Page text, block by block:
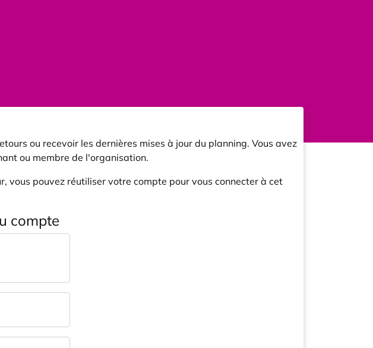
ou recevoir les dernières mises à jour du planning. Vous avez
ou membre de l'organisation.
vous pouvez réutiliser votre compte pour vous connecter à cet
compte